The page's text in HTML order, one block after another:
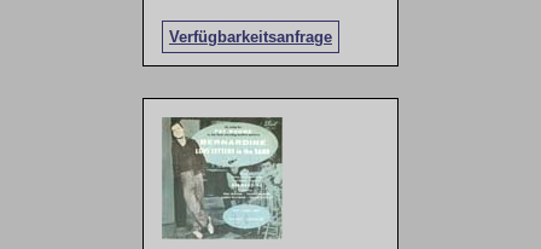
Verfügbarkeitsanfrage